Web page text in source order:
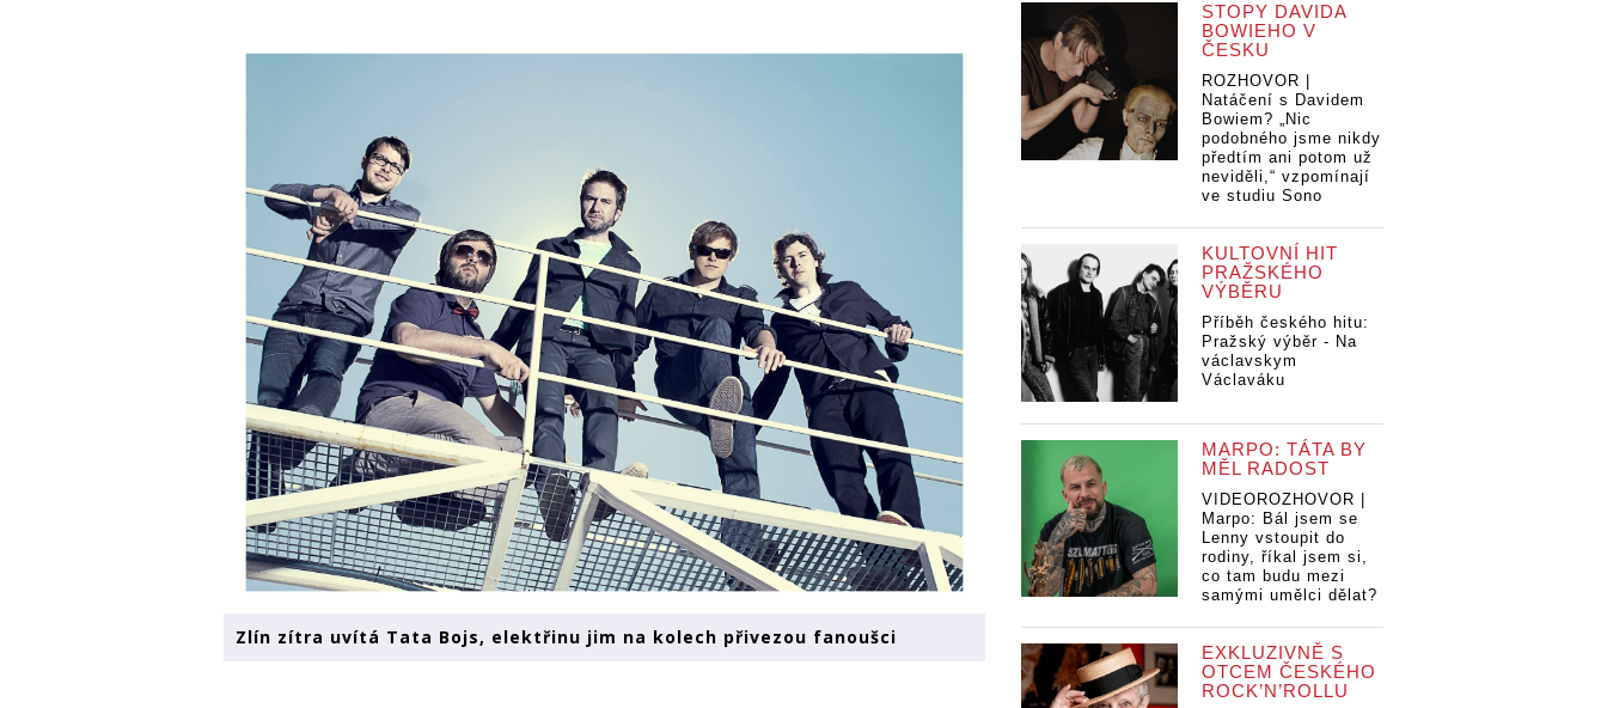
Zlín zítra uvítá Tata Bojs, elektřinu jim na kolech přivezou fanoušci
STOPY DAVIDA
BOWIEHO V
ČESKU
ROZHOVOR |
Natáčení s Davidem
Bowiem? „Nic
podobného jsme nikdy
předtím ani potom už
neviděli,“ vzpomínají
ve studiu Sono
KULTOVNÍ HIT
PRAŽSKÉHO
VÝBĚRU
Příběh českého hitu:
Pražský výběr - Na
václavskym
Václaváku
MARPO: TÁTA BY
MĚL RADOST
VIDEOROZHOVOR |
Marpo: Bál jsem se
Lenny vstoupit do
rodiny, říkal jsem si,
co tam budu mezi
samými umělci dělat?
EXKLUZIVNĚ S
OTCEM ČESKÉHO
ROCK’N’ROLLU